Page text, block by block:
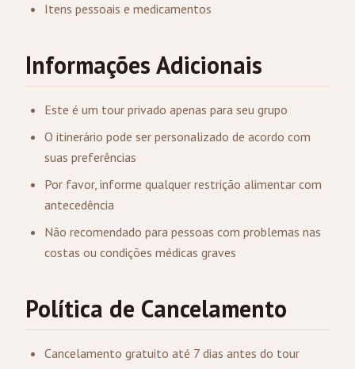
Itens pessoais e medicamentos
Informações Adicionais
Este é um tour privado apenas para seu grupo
O itinerário pode ser personalizado de acordo com
suas preferências
Por favor, informe qualquer restrição alimentar com
antecedência
Não recomendado para pessoas com problemas nas
costas ou condições médicas graves
Política de Cancelamento
Cancelamento gratuito até 7 dias antes do tour